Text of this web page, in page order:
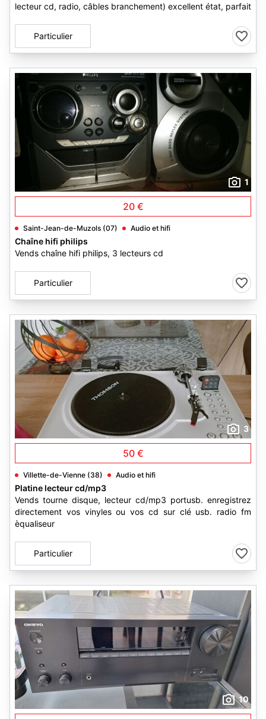
lecteur cd, radio, câbles branchement) excellent état, parfait
Particulier
1
20 €
Saint-Jean-de-Muzols (07) Audio et hifi
Chaîne hifi philips
Vends chaîne hifi philips, 3 lecteurs cd
Particulier
3
50 €
Villette-de-Vienne (38) Audio et hifi
Platine lecteur cd/mp3
Vends tourne disque, lecteur cd/mp3 portusb. enregistrez
directement vos vinyles ou vos cd sur clé usb. radio fm
èqualiseur
Particulier
10